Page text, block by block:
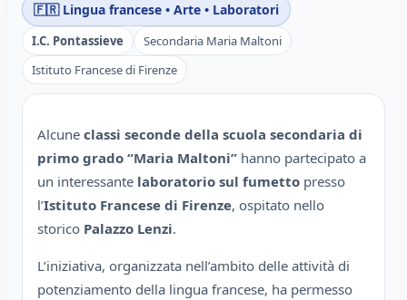
🇫🇷 Lingua francese • Arte • Laboratori
I.C. Pontassieve
Secondaria Maria Maltoni
Istituto Francese di Firenze
Alcune classi seconde della scuola secondaria di
primo grado “Maria Maltoni” hanno partecipato a
un interessante laboratorio sul fumetto presso
l’Istituto Francese di Firenze, ospitato nello
storico Palazzo Lenzi.
L’iniziativa, organizzata nell’ambito delle attività di
potenziamento della lingua francese, ha permesso